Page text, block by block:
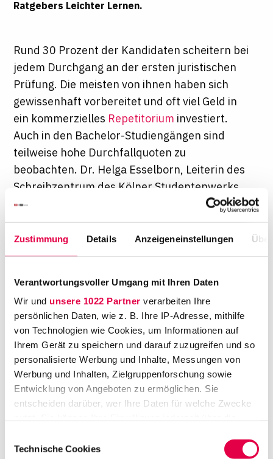
Zustimmung Details Anzeigeneinstellungen
Verantwortungsvoller Umgang mit Ihren Daten
Wir und unsere 1022 Partner verarbeiten Ihre
persönlichen Daten, wie z. B. Ihre IP-Adresse, mithilfe
von Technologien wie Cookies, um Informationen auf
Ihrem Gerät zu speichern und darauf zuzugreifen und so
personalisierte Werbung und Inhalte, Messungen von
Werbung und Inhalten, Zielgruppenforschung sowie
Entwicklung von Angeboten zu ermöglichen. Sie
entscheiden darüber, wer Ihre Daten für welche Zwecke
Trigger Symbol ändern oder widerrufen
Technische Cookies
Ratgebers Leichter Lernen.
Rund 30 Prozent der Kandidaten scheitern bei
jedem Durchgang an der ersten juristischen
Prüfung. Die meisten von ihnen haben sich
gewissenhaft vorbereitet und oft viel Geld in
ein kommerzielles Repetitorium investiert.
Auch in den Bachelor-Studiengängen sind
teilweise hohe Durchfallquoten zu
beobachten. Dr. Helga Esselborn, Leiterin des
Schreibzentrum des Kölner Studentenwerks
und Autorin des Buches Leichter Lernen, hat
im Rahmen ihrer Tätigkeit die Erfahrung
gemacht, dass viele Studenten nicht wissen,
wie sie sich strategisch Wissen aneignen
gibt sie Hinweise und Tipps, mit denen sich die
Studenten erfolgreicher durch die Prüfungen
schlagen sollen.
Wissen: Eins, zwei, drei –
gespeichert!
Den Lernprozess teilt Esselborn in drei Schritte auf:
1. Schritt: AufnahmeDas Wissen muss
Wissens es sich handelt. Geht es um Fakten? Sind